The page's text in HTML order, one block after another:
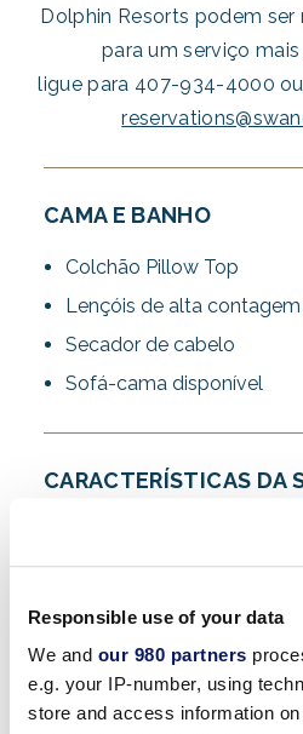
Responsible use of your data
We and our 980 partners
e.g. your IP-number, using
store and access information
Dolphin Resorts podem
para um serviço
ligue para 407-934-4000
CAMA E BANHO
Colchão Pillow Top
Lençóis de alta
Secador de cabelo
Sofá-cama disponível
CARACTERÍSTICAS DA
Todos os quartos são
Seguro
Ferro / tábua de passar
Cafeteiras de serviço
Frigobares no quarto
Rádio-relógio com duas